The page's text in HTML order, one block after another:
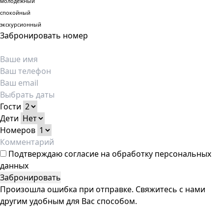
спокойный
экскурсионный
Забронировать номер
Гости
Дети
Номеров
Подтверждаюсогласие на обработку персональных
данных
Забронировать
Произошла ошибка при отправке. Свяжитесь с нами
другим удобным для Вас способом.